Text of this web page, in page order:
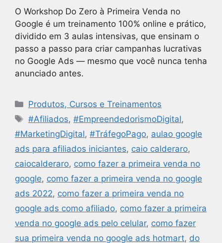
O Workshop Do Zero à Primeira Venda no
Google é um treinamento 100% online e prático,
dividido em 3 aulas intensivas, que ensinam o
passo a passo para criar campanhas lucrativas
no Google Ads — mesmo que você nunca tenha
anunciado antes.
Produtos, Cursos e Treinamentos
#Afiliados,#EmpreendedorismoDigital,
#MarketingDigital, #TráfegoPago, aulao google
ads para afiliados iniciantes, caio calderaro,
caiocalderaro, como fazer a primeira venda no
google, como fazer a primeira venda no google
ads 2022, como fazer a primeira venda no
google ads como afiliado, como fazer a primeira
venda no google ads pelo celular, como fazer
sua primeira venda no google ads hotmart, do